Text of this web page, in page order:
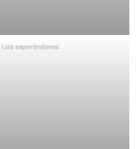
Luis esperándonos